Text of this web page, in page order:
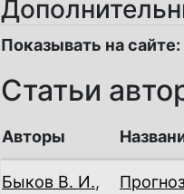
Показывать на сайте:
Статьи
Авторы
Быков В. И.,